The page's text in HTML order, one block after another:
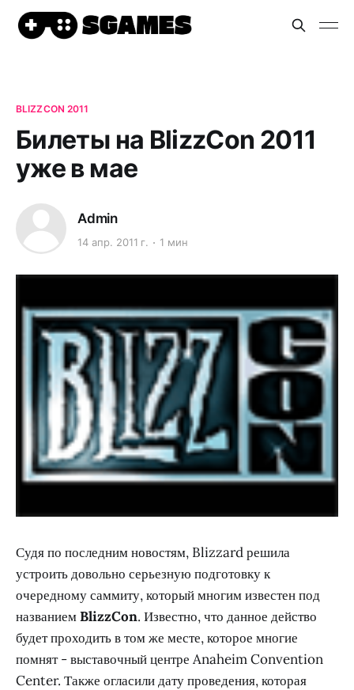
BLIZZCON 2011
Билеты на BlizzCon 2011
уже в мае
Admin
14 апр. 2011 г. 1 мин
Судя по последним новостям, Blizzard решила
устроить довольно серьезную подготовку к
очередному саммиту, который многим известен под
названиемBlizzCon. Известно, что данное действо
будет проходить в том же месте, которое многие
помнят - выставочный центре Anaheim Convention
Center. Также огласили дату проведения, которая